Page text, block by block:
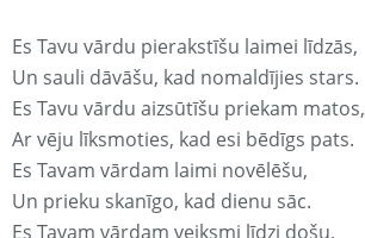
Es Tavu vārdu pierakstīšu laimei līdzās,
Un sauli dāvāšu, kad nomaldījies stars.
Es Tavu vārdu aizsūtīšu priekam matos,
Ar vēju līksmoties, kad esi bēdīgs pats.
Es Tavam vārdam laimi novēlēšu,
Un prieku skanīgo, kad dienu sāc.
Es Tavam vārdam veiksmi līdzi došu,